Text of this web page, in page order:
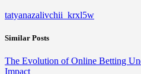
tatyanazalivchii_krxl5w
Similar Posts
The Evolution of Online Betting
Impact